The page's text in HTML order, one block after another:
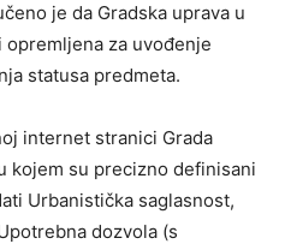
je da Gradska uprava u
za uvođenje
statusa predmeta.
internet stranici Grada
kojem su precizno definisani
Urbanistička saglasnost,
dozvola (s